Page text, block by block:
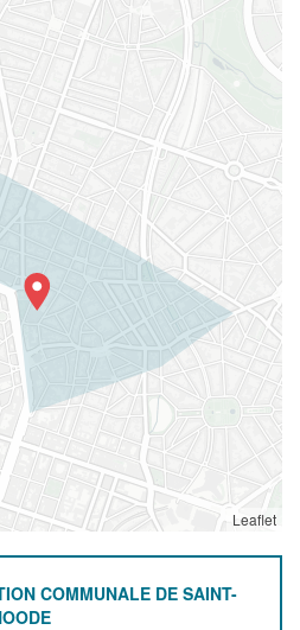
Leaflet
COMMUNALE DE SAINT-